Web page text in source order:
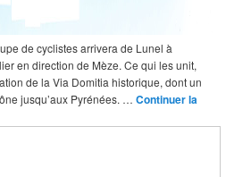
de cyclistes arrivera de Lunel à
en direction de Mèze. Ce qui les unit,
de la Via Domitia historique, dont un
jusqu’aux Pyrénées. …Continuer la